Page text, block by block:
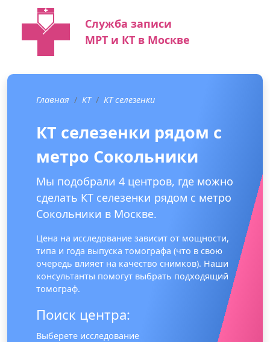
Служба записи
МРТ и КТ в Москве
Главная КТ КТ селезенки
КТ селезенки рядом с
метро Сокольники
Мы подобрали 4 центров, где можно
сделать КТ селезенки рядом с метро
Сокольники в Москве.
Цена на исследование зависит от мощности,
типа и года выпуска томографа (что в свою
очередь влияет на качество снимков). Наши
консультанты помогут выбрать подходящий
томограф.
Поиск центра:
Выберете исследование